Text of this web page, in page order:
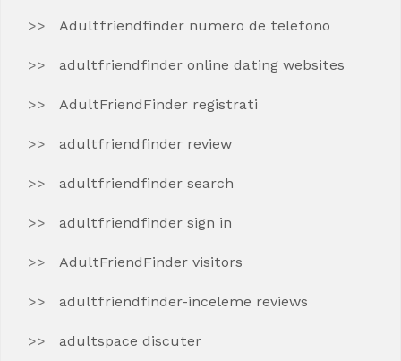
Adultfriendfinder numero de telefono
adultfriendfinder online dating websites
AdultFriendFinder registrati
adultfriendfinder review
adultfriendfinder search
adultfriendfinder sign in
AdultFriendFinder visitors
adultfriendfinder-inceleme reviews
adultspace discuter